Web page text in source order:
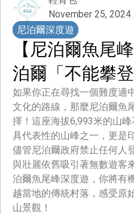
November 25, 2024
尼泊爾深度遊
【尼泊爾魚尾
泊爾「不能攀
如果你正在尋找一個難度適
文化的路線，那麼尼泊爾魚
擇！這座海拔6,993米的山
具代表性的山峰之一，更是
儘管尼泊爾政府禁止任何人
與壯麗依舊吸引著無數遊客
泊爾魚尾峰深度遊，你將有
越當地的傳統村落，感受原
山景觀！